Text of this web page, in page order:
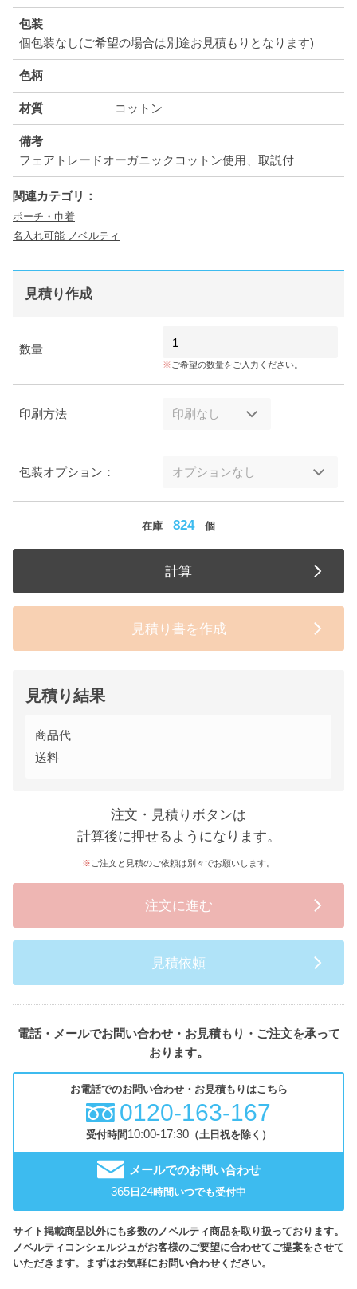
包装
個包装なし(ご希望の場合は別途お見積もりとなります)
色柄
材質 コットン
備考
フェアトレードオーガニックコットン使用、取説付
関連カテゴリ：
ポーチ・巾着
名入れ可能 ノベルティ
見積り作成
数量
ご希望の数量をご入力ください。
印刷方法
包装オプション：
在庫 824個
計算
見積り書を作成
見積り結果
商品代
送料
注文・見積りボタンは
計算後に押せるようになります。
ご注文と見積のご依頼は別々でお願いします。
注文に進む
見積依頼
電話・メールでお問い合わせ・お見積もり・ご注文を承って
おります。
お電話でのお問い合わせ・お見積もりはこちら
0120-163-167
受付時間10:00-17:30（土日祝を除く）
メールでのお問い合わせ
365 日 24時間いつでも受付中
サイト掲載商品以外にも多数のノベルティ商品を取り扱っております。
ノベルティコンシェルジュがお客様のご要望に合わせてご提案をさせて
いただきます。まずはお気軽にお問い合わせください。